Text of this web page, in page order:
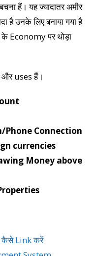
हैं। यह ज्यादातर अमीर
है उनके लिए बनाया गया है
Economy पर थोड़ा
और uses हैं।
Phone Connection
currencies
Money above
कैसे Link करें